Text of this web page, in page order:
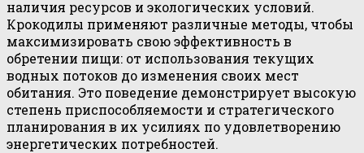
наличия ресурсов и экологических условий.
Крокодилы применяют различные методы, чтобы
максимизировать свою эффективность в
обретении пищи: от использования текущих
водных потоков до изменения своих мест
обитания. Это поведение демонстрирует высокую
степень приспособляемости и стратегического
планирования в их усилиях по удовлетворению
энергетических потребностей.